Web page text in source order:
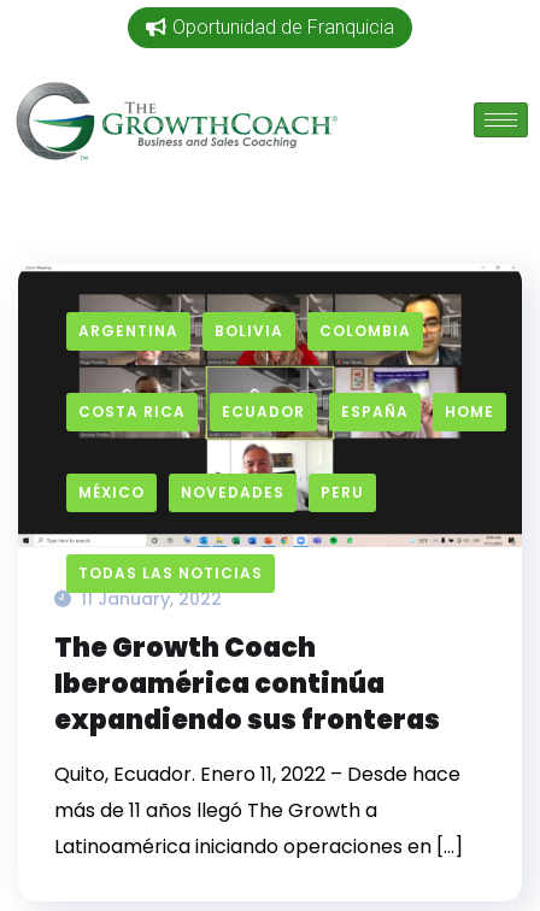
Oportunidad de Franquicia
ARGENTINA BOLIVIA COLOMBIA
COSTA RICA ECUADOR ESPAÑA HOME
MÉXICO NOVEDADES PERU
TODAS LAS NOTICIAS
11 January, 2022
The Growth Coach
Iberoamérica continúa
expandiendo sus fronteras
Quito, Ecuador. Enero 11, 2022 – Desde hace
más de 11 años llegó The Growth a
Latinoamérica iniciando operaciones en […]